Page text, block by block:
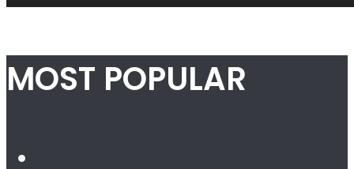
MOST POPULAR